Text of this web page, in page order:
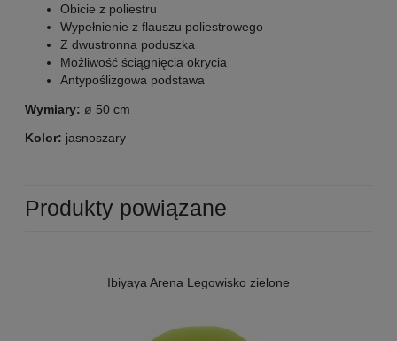
Obicie z poliestru
Wypełnienie z flauszu poliestrowego
Z dwustronna poduszka
Możliwość ściągnięcia okrycia
Antypoślizgowa podstawa
Wymiary: ø 50 cm
Kolor: jasnoszary
Produkty powiązane
Ibiyaya Arena Legowisko zielone